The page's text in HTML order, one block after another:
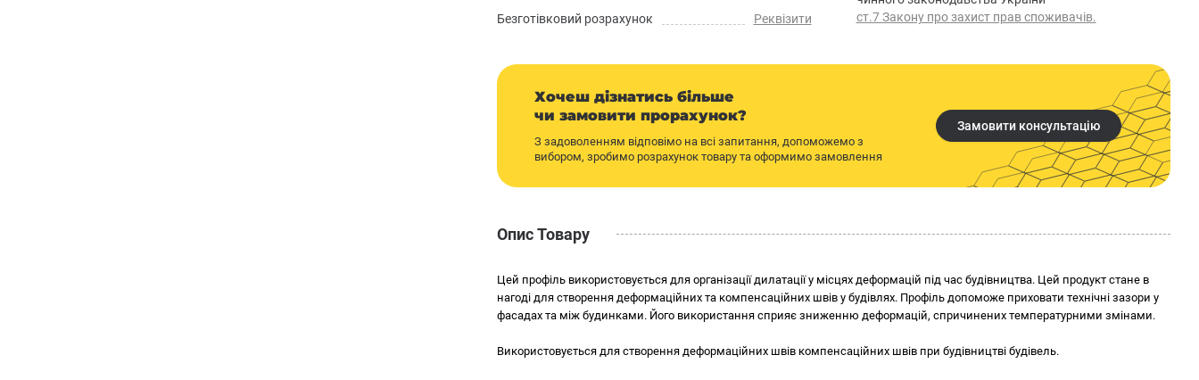
Безготівковий розрахунок
Реквізити
ст.7 Закону про захист прав споживачів.
Хочеш дізнатись більше
чи замовити прорахунок?
З задоволенням відповімо на всі запитання, допоможемо з
вибором, зробимо розрахунок товару та оформимо замовлення
Замовити консультацію
Опис Товару
Цей профіль використовується для організації дилатації у місцях деформацій під час будівництва. Цей продукт стане в
нагоді для створення деформаційних та компенсаційних швів у будівлях. Профіль допоможе приховати технічні зазори у
фасадах та між будинками. Його використання сприяє зниженню деформацій, спричинених температурними змінами.
Використовується для створення деформаційних швів компенсаційних швів при будівництві будівель.